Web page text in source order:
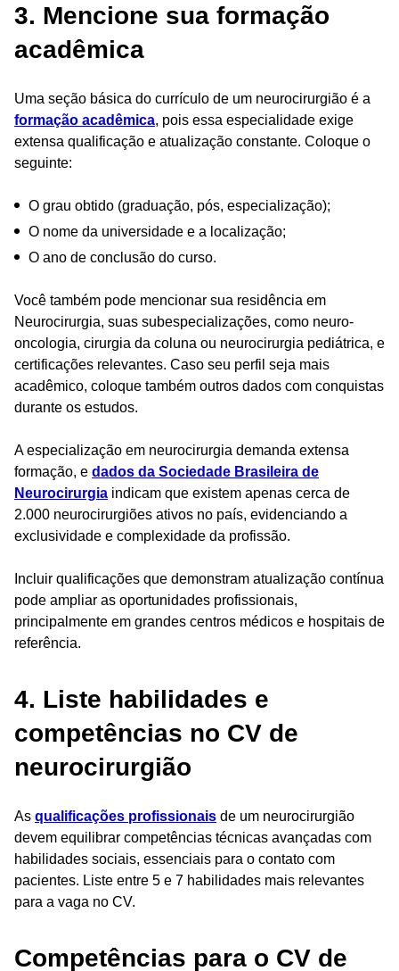
3. Mencione sua formação
acadêmica
Uma seção básica do currículo de um neurocirurgião é a
formação acadêmica, pois essa especialidade exige
extensa qualificação e atualização constante. Coloque o
seguinte:
O grau obtido (graduação, pós, especialização);
O nome da universidade e a localização;
O ano de conclusão do curso.
Você também pode mencionar sua residência em
Neurocirurgia, suas subespecializações, como neuro-
oncologia, cirurgia da coluna ou neurocirurgia pediátrica, e
certificações relevantes. Caso seu perfil seja mais
acadêmico, coloque também outros dados com conquistas
durante os estudos.
A especialização em neurocirurgia demanda extensa
formação, e dados da Sociedade Brasileira de
Neurocirurgia indicam que existem apenas cerca de
2.000 neurocirurgiões ativos no país, evidenciando a
exclusividade e complexidade da profissão​.
Incluir qualificações que demonstram atualização contínua
pode ampliar as oportunidades profissionais,
principalmente em grandes centros médicos e hospitais de
referência.
4. Liste habilidades e
competências no CV de
neurocirurgião
As qualificações profissionais de um neurocirurgião
devem equilibrar competências técnicas avançadas com
habilidades sociais, essenciais para o contato com
pacientes. Liste entre 5 e 7 habilidades mais relevantes
para a vaga no CV.
Competências para o CV de